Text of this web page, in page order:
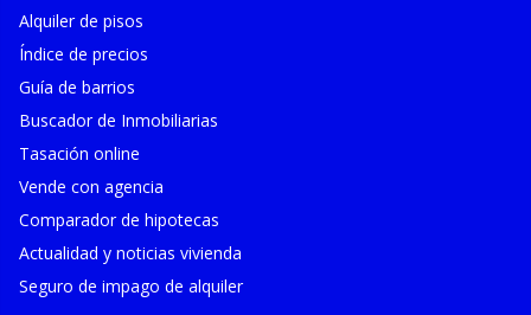
Alquiler de pisos
Índice de precios
Guía de barrios
Buscador de Inmobiliarias
Tasación online
Vende con agencia
Comparador de hipotecas
Actualidad y noticias vivienda
Seguro de impago de alquiler